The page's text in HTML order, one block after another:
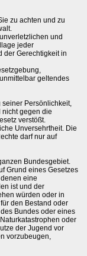
zu achten und zu
und
jeder
der Gerechtigkeit in
geltendes
seiner Persönlichkeit,
nicht gegen die
verstößt.
Unversehrtheit. Die
darf nur auf
Bundesgebiet.
Grund eines Gesetzes
eine
ist und der
würden oder in
den Bestand oder
Bundes oder eines
oder
der Jugend vor
vorzubeugen,